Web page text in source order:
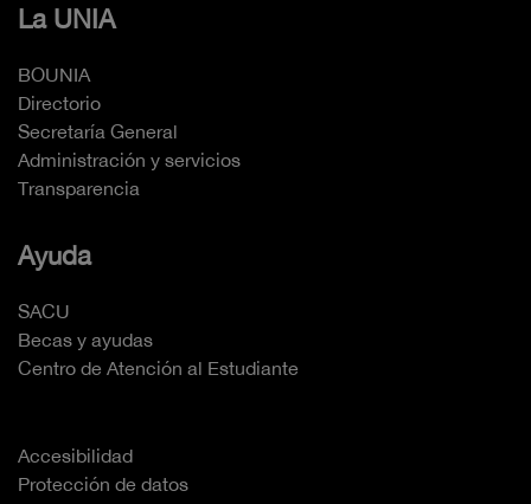
La UNIA
BOUNIA
Directorio
Secretaría General
Administración y servicios
Transparencia
Ayuda
SACU
Becas y ayudas
Centro de Atención al Estudiante
Accesibilidad
Protección de datos